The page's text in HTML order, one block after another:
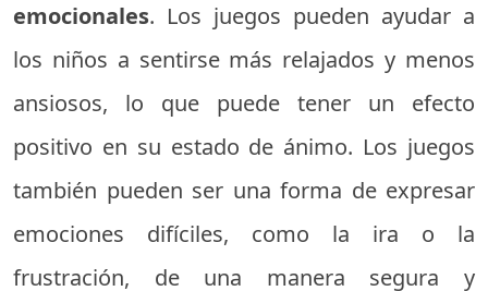
emocionales. Los juegos pueden ayudar a
los niños a sentirse más relajados y menos
ansiosos, lo que puede tener un efecto
positivo en su estado de ánimo. Los juegos
también pueden ser una forma de expresar
emociones difíciles, como la ira o la
frustración, de una manera segura y